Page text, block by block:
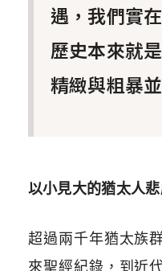
遇，我們實
歷史本來就
精緻與粗暴
以小見大的猶太人
超過兩千年猶太族
來聖經紀錄，到近